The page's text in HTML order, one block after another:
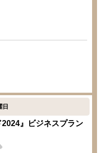
日
2024』ビジネスプラン